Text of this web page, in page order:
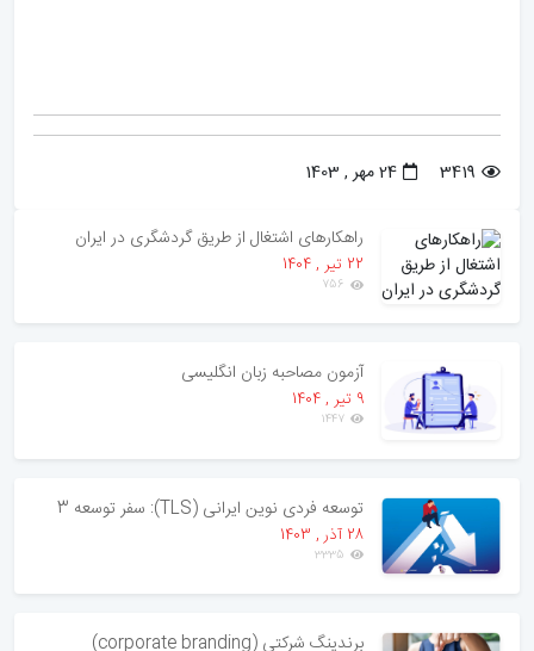
3419 24 مهر , 1403
راهکارهای اشتغال از طریق گردشگری در ایران
22 تير , 1404
756
آزمون مصاحبه زبان انگلیسی
9 تير , 1404
1447
توسعه فردی نوین ایرانی (TLS): سفر توسعه 3
28 آذر , 1403
3335
برندینگ شرکتی (corporate branding)